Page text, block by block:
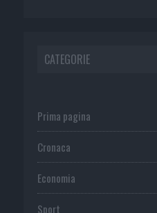
CATEGORIE
Prima pagina
Cronaca
Economia
Sport